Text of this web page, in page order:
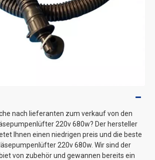
nach lieferanten zum verkauf von den
220v 680w? Der hersteller
Ihnen einen niedrigen preis und die beste
220v 680w. Wir sind der
von zubehör und gewannen bereits ein